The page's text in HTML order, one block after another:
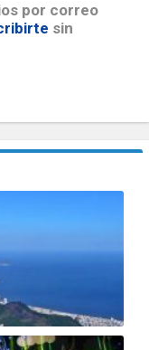
por correo
sin